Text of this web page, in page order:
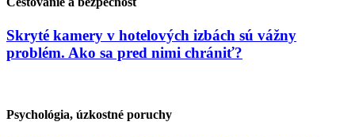
Skryté kamery v hotelových izbách sú vážny
problém. Ako sa pred nimi chrániť?
Psychológia, úzkostné poruchy